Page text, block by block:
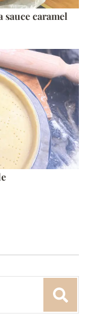
sauce caramel